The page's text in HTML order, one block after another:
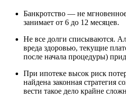
Банкротство — не
занимает от 6 до 12 месяцев.
Не все долги списываются.
вреда здоровью, текущие
после начала процедуры)
При ипотеке высок риск
найдена законная стратегия
вести такое дело крайне